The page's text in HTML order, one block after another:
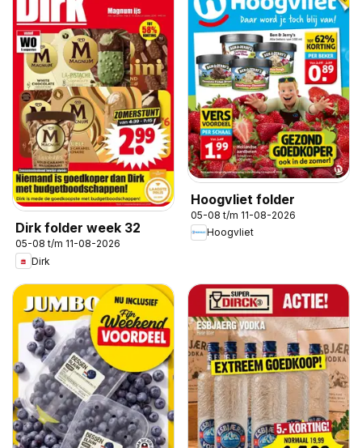
Dirk folder week 32
05-08 t/m 11-08-2026
Dirk
Hoogvliet folder
05-08 t/m 11-08-2026
Hoogvliet